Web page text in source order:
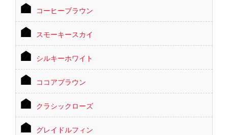
コーヒーブラウン
スモーキースカイ
シルキーホワイト
ココアブラウン
クラシックローズ
グレイドルフィン